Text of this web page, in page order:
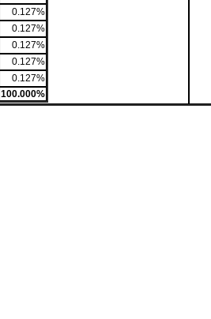
0.127%
0.127%
0.127%
0.127%
0.127%
100.000%